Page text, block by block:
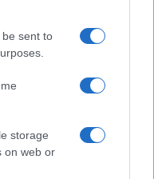
sent to
storage
on web or
nueva y
para
exquisito restaurante,